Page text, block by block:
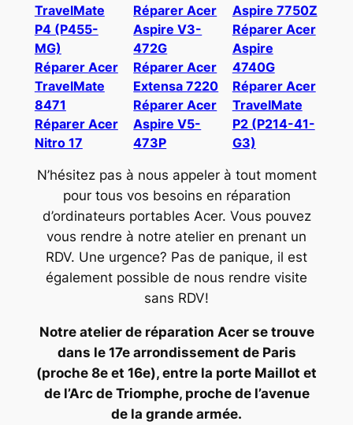
TravelMate
P4 (P455-
MG)
Réparer Acer
TravelMate
8471
Réparer Acer
Nitro 17
Réparer Acer
Aspire V3-
472G
Réparer Acer
Extensa 7220
Réparer Acer
Aspire V5-
473P
Aspire 7750Z
Réparer Acer
Aspire
4740G
Réparer Acer
TravelMate
P2 (P214-41-
G3)
N’hésitez pas à nous appeler à tout moment
pour tous vos besoins en réparation
d’ordinateurs portables Acer. Vous pouvez
vous rendre à notre atelier en prenant un
RDV. Une urgence? Pas de panique, il est
également possible de nous rendre visite
sans RDV!
Notre atelier de réparation Acer se trouve
dans le 17e arrondissement de Paris
(proche 8e et 16e), entre la porte Maillot et
de l’Arc de Triomphe, proche de l’avenue
de la grande armée.